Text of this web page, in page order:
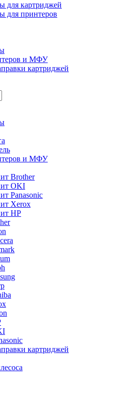
для картриджей
для принтеров
и МФУ
картриджей
и МФУ
Brother
OKI
Panasonic
Xerox
НР
картриджей